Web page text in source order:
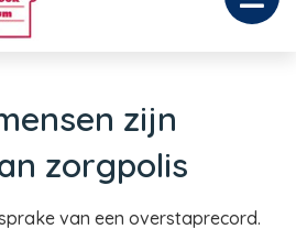
zijn
zorgpolis
van een overstaprecord.